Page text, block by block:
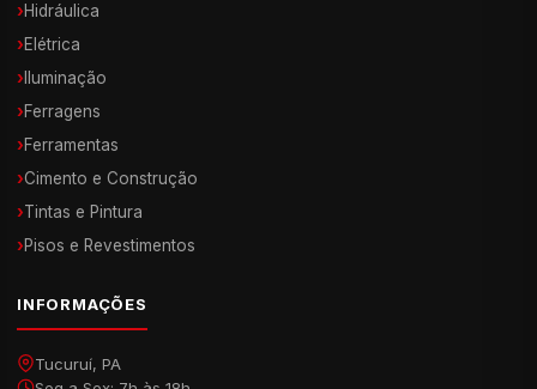
›Hidráulica
›Elétrica
› Iluminação
›Ferragens
›Ferramentas
›Cimento e Construção
›Tintas e Pintura
›Pisos e Revestimentos
INFORMAÇÕES
Tucuruí, PA